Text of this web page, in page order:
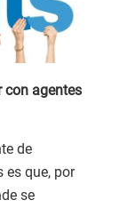
con agentes
de
es que, por
se